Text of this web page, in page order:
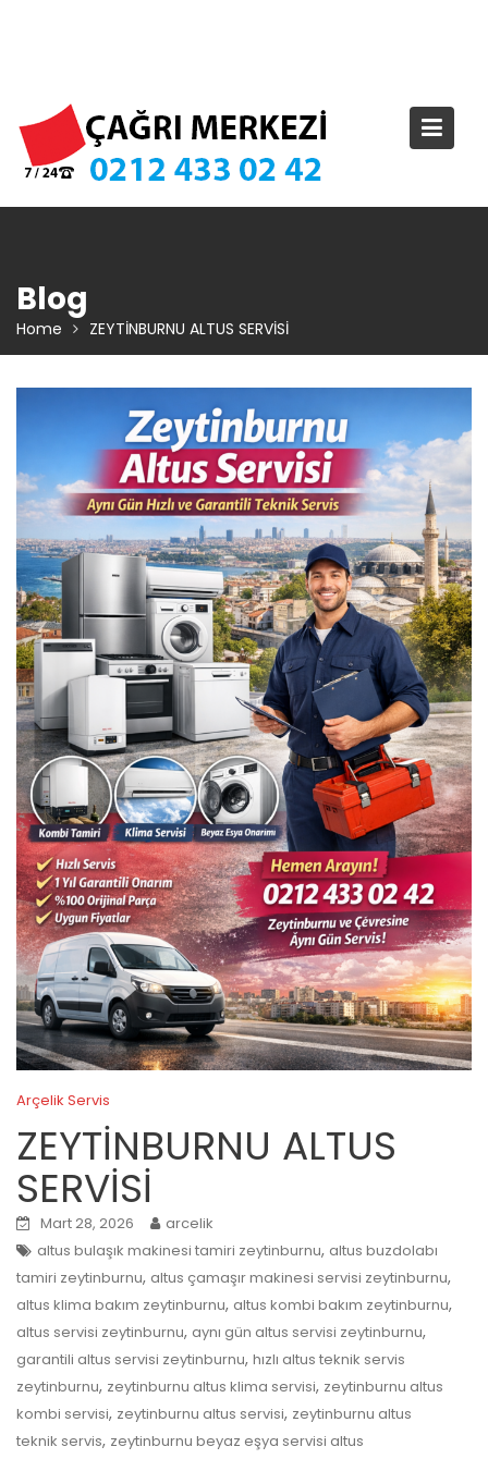
Blog
Home ZEYTİNBURNU ALTUS SERVİSİ
Arçelik Servis
ZEYTİNBURNU ALTUS
SERVİSİ
Mart 28, 2026
arcelik
altus bulaşık makinesi tamiri zeytinburnu, altus buzdolabı
tamiri zeytinburnu, altus çamaşır makinesi servisi zeytinburnu,
altus klima bakım zeytinburnu, altus kombi bakım zeytinburnu,
altus servisi zeytinburnu, aynı gün altus servisi zeytinburnu,
garantili altus servisi zeytinburnu, hızlı altus teknik servis
zeytinburnu, zeytinburnu altus klima servisi, zeytinburnu altus
kombi servisi, zeytinburnu altus servisi, zeytinburnu altus
teknik servis, zeytinburnu beyaz eşya servisi altus